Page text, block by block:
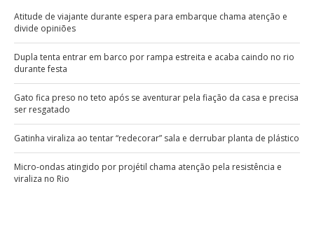
Atitude de viajante durante espera para embarque chama atenção e
divide opiniões
Dupla tenta entrar em barco por rampa estreita e acaba caindo no rio
durante festa
Gato fica preso no teto após se aventurar pela fiação da casa e precisa
ser resgatado
Gatinha viraliza ao tentar “redecorar” sala e derrubar planta de plástico
Micro-ondas atingido por projétil chama atenção pela resistência e
viraliza no Rio